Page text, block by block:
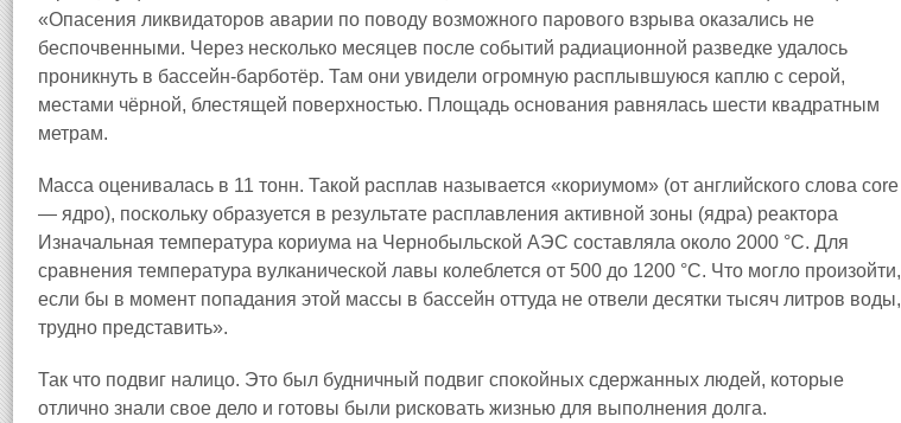
«Опасения ликвидаторов аварии по поводу возможного парового взрыва оказались не
беспочвенными. Через несколько месяцев после событий радиационной разведке удалось
проникнуть в бассейн-барботёр. Там они увидели огромную расплывшуюся каплю с серой,
местами чёрной, блестящей поверхностью. Площадь основания равнялась шести квадратным
метрам.
Масса оценивалась в 11 тонн. Такой расплав называется «кориумом» (от английского слова core
— ядро), поскольку образуется в результате расплавления активной зоны (ядра) реактора
Изначальная температура кориума на Чернобыльской АЭС составляла около 2000 °C. Для
сравнения температура вулканической лавы колеблется от 500 до 1200 °C. Что могло произойти,
если бы в момент попадания этой массы в бассейн оттуда не отвели десятки тысяч литров воды,
трудно представить».
Так что подвиг налицо. Это был будничный подвиг спокойных сдержанных людей, которые
отлично знали свое дело и готовы были рисковать жизнью для выполнения долга.